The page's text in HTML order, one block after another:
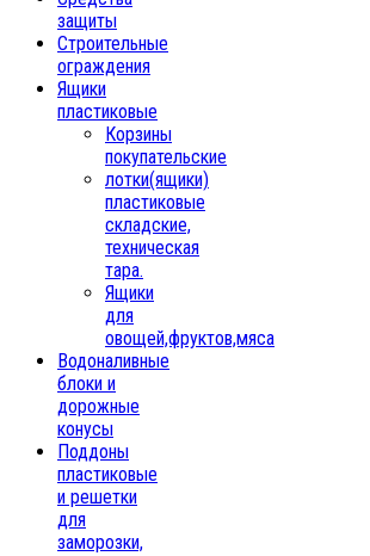
защиты
Строительные
ограждения
Ящики
пластиковые
Корзины
покупательские
лотки(ящики)
пластиковые
складские,
техническая
тара.
Ящики
для
овощей,фруктов,мяса
Водоналивные
блоки и
дорожные
конусы
Поддоны
пластиковые
и решетки
для
заморозки,